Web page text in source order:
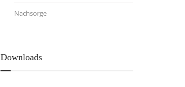
Nachsorge
Downloads